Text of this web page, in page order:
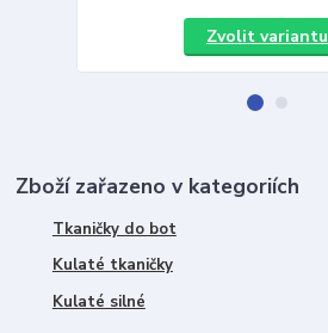
Zvolit variantu
Zboží zařazeno v kategoriích
Tkaničky do bot
Kulaté tkaničky
Kulaté silné